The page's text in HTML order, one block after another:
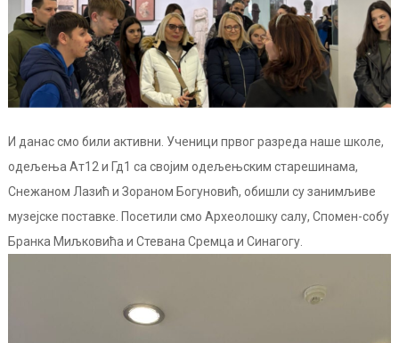
И данас смо били активни. Ученици првог разреда наше школе,
одељења Ат12 и Гд1 са својим одељењским старешинама,
Снежаном Лазић и Зораном Богуновић, обишли су занимљиве
музејске поставке. Посетили смо Археолошку салу, Спомен-собу
Бранка Миљковића и Стевана Сремца и Синагогу.